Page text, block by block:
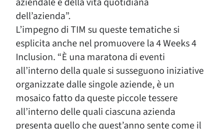
dell’azienda”.
L’impegno di TIM su queste tematiche si
esplicita anche nel promuovere la 4 Weeks 4
Inclusion. “È una maratona di eventi
all’interno della quale si susseguono iniziative
organizzate dalle singole aziende, è un
mosaico fatto da queste piccole tessere
all’interno delle quali ciascuna azienda
presenta quello che quest’anno sente come il